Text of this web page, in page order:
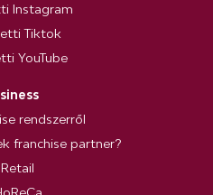
Instagram
Tiktok
YouTube
rendszerről
franchise partner?
Retail